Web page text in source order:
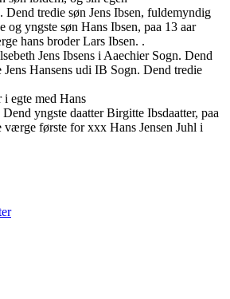
tredie søn Jens Ibsen, fuldemyndig
og yngste søn Hans Ibsen, paa 13 aar
hans broder Lars Ibsen. .
Jens Ibsens i Aaechier Sogn. Dend
Jens Hansens udi IB Sogn. Dend tredie
i egte med Hans
yngste daatter Birgitte Ibsdaatter, paa
værge første for xxx Hans Jensen Juhl i